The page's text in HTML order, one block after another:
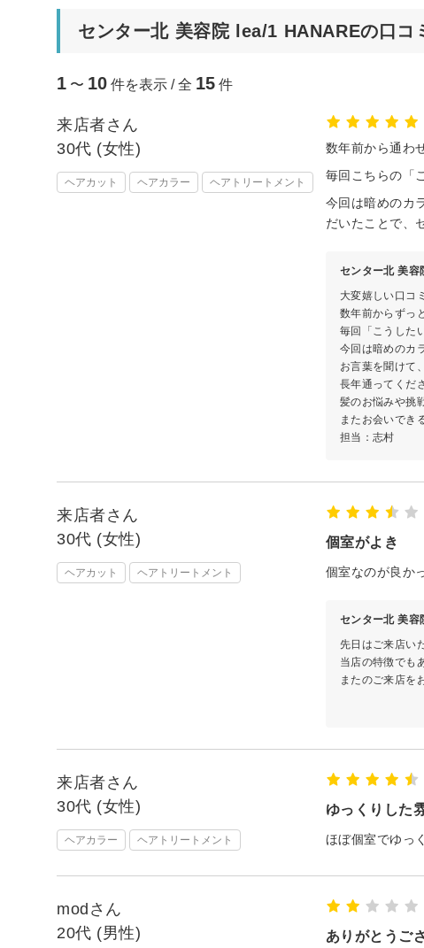
センター北 美容院 lea/1 HANAREの口コ
1 〜 10 件を表示 / 全 15 件
来店者さん
30代 (女性)
ヘアカット ヘアカラー ヘアトリートメント
数年前から通わ
毎回こちらの「
今回は暗めのカ
だいたことで、
センター北 美
大変嬉しい口コ
数年前からずっ
毎回「こうした
今回は暗めのカ
お言葉を聞けて
長年通ってくだ
髪のお悩みや挑
またお会いでき
担当：志村
来店者さん
30代 (女性)
ヘアカット ヘアトリートメント
個室がよき
個室なのが良か
センター北 美
先日はご来店い
当店の特徴でも
またのご来店を
来店者さん
30代 (女性)
ヘアカラー ヘアトリートメント
ゆっくりした
ほぼ個室でゆっ
modさん
20代 (男性)
ありがとうご